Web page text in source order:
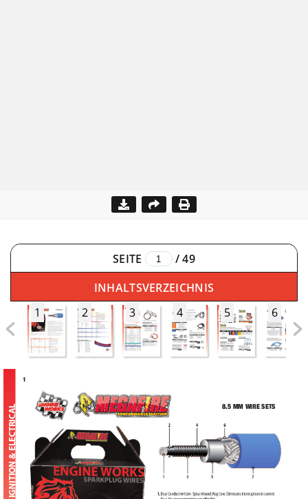
SEITE /49
INHALTSVERZEICHNIS
1
2 3 4 5 6
1
IGNITION
&
ELEC
TRICAL  )$%&%